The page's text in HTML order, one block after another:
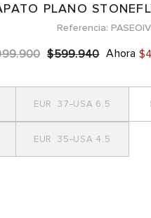
PLANO
Referencia
.900 $599.940 Ahora $
6.5
37
4.5
35